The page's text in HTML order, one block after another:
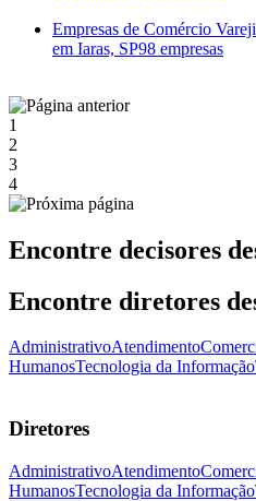
Empresas de Comércio
em Iaras, SP98 empresas
1
2
3
4
Encontre decisores
Encontre diretores
AdministrativoAtendimento
HumanosTecnologia da Informação
Diretores
AdministrativoAtendimento
HumanosTecnologia da Informação